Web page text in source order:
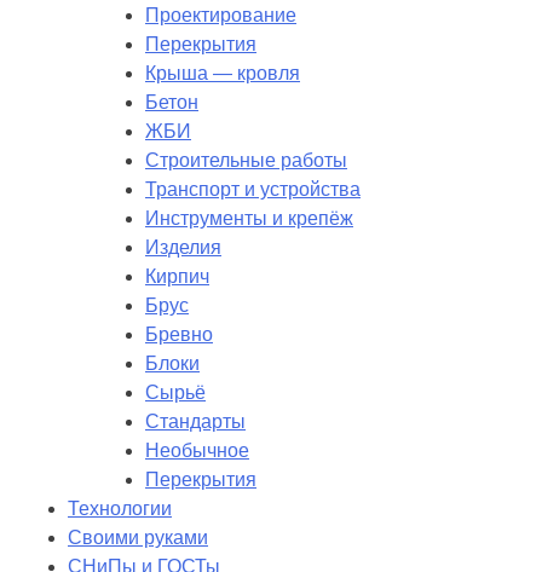
Проектирование
Перекрытия
Крыша — кровля
Бетон
ЖБИ
Строительные работы
Транспорт и устройства
Инструменты и крепёж
Изделия
Кирпич
Брус
Бревно
Блоки
Сырьё
Стандарты
Необычное
Перекрытия
Технологии
Своими руками
СНиПы и ГОСТы